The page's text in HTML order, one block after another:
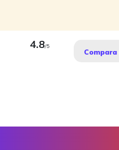
4.8/5
Compara